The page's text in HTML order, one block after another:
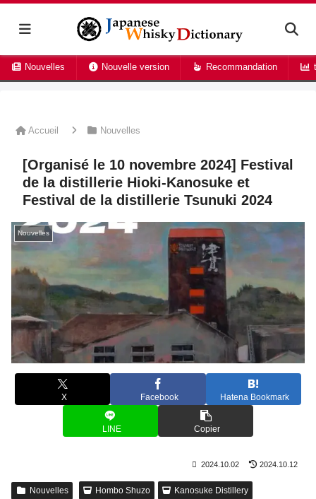
Nouvelles Nouvelle version Recommandation
Accueil Nouvelles
[Organisé le 10 novembre 2024] Festival
de la distillerie Hioki-Kanosuke et
Festival de la distillerie Tsunuki 2024
Nouvelles
X Facebook Hatena Bookmark
LINE Copier
2024.10.02 2024.10.12
Nouvelles Hombo Shuzo
Kanosuke Distillery